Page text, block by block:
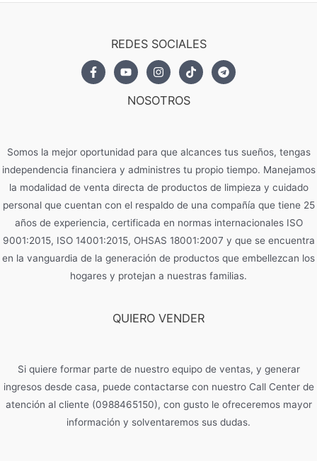
REDES SOCIALES
NOSOTROS
Somos la mejor oportunidad para que alcances tus sueños, tengas
independencia financiera y administres tu propio tiempo. Manejamos
la modalidad de venta directa de productos de limpieza y cuidado
personal que cuentan con el respaldo de una compañía que tiene 25
años de experiencia, certificada en normas internacionales ISO
9001:2015, ISO 14001:2015, OHSAS 18001:2007 y que se encuentra
en la vanguardia de la generación de productos que embellezcan los
hogares y protejan a nuestras familias.
QUIERO VENDER
Si quiere formar parte de nuestro equipo de ventas, y generar
ingresos desde casa, puede contactarse con nuestro Call Center de
atención al cliente (0988465150), con gusto le ofreceremos mayor
información y solventaremos sus dudas.